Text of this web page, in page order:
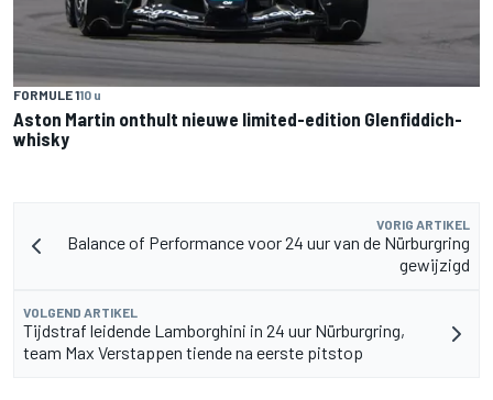
FORMULE 110 u
Aston Martin onthult nieuwe limited-edition Glenfiddich-
whisky
VORIG ARTIKEL
Balance of Performance voor 24 uur van de Nürburgring
gewijzigd
VOLGEND ARTIKEL
Tijdstraf leidende Lamborghini in 24 uur Nürburgring,
team Max Verstappen tiende na eerste pitstop